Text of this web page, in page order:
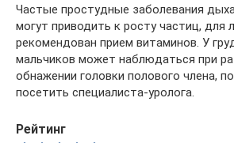
Частые простудные заболевания
могут приводить к росту частиц, для
рекомендован прием витаминов. У
мальчиков может наблюдаться при
обнажении головки полового члена,
посетить специалиста-уролога.
Рейтинг